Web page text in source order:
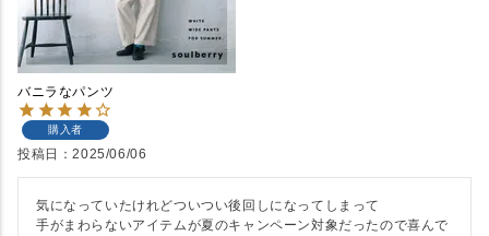
バニラなパンツ
購入者
投稿日 2025/06/06
気になっていたけれどついつい後回しになってしまって
手がまわらないアイテムが夏のキャンペーン対象だったので喜んで